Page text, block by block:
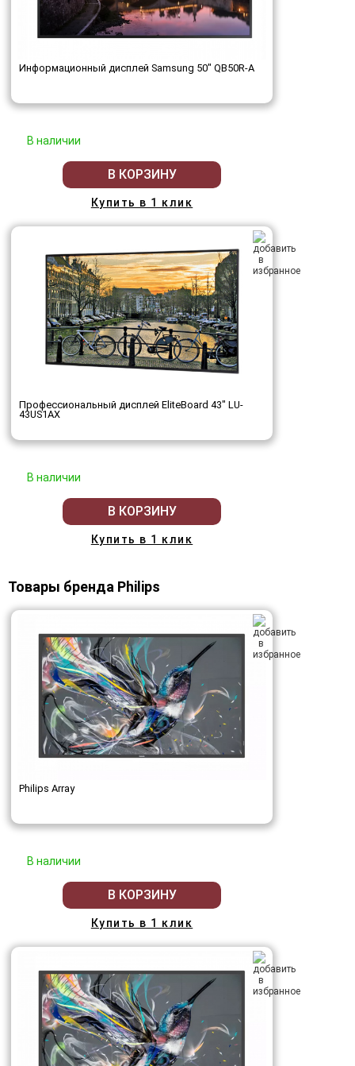
Информационный дисплей Samsung 50" QB50R-A
В наличии
В КОРЗИНУ
Купить в 1 клик
Профессиональный дисплей EliteBoard 43" LU-
43US1AX
В наличии
В КОРЗИНУ
Купить в 1 клик
Товары бренда Philips
Philips Array
В наличии
В КОРЗИНУ
Купить в 1 клик